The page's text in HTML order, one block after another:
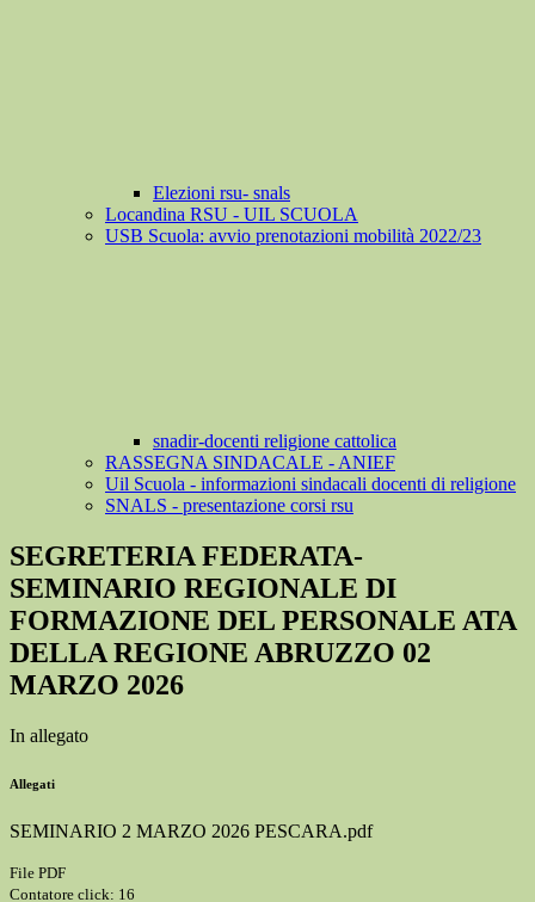
Elezioni rsu- snals
Locandina RSU - UIL SCUOLA
USB Scuola: avvio prenotazioni mobilità 2022/23
snadir-docenti religione cattolica
RASSEGNA SINDACALE - ANIEF
Uil Scuola - informazioni sindacali docenti di religione
SNALS - presentazione corsi rsu
SEGRETERIA FEDERATA-
SEMINARIO REGIONALE DI
FORMAZIONE DEL PERSONALE ATA
DELLA REGIONE ABRUZZO 02
MARZO 2026
In allegato
Allegati
SEMINARIO 2 MARZO 2026 PESCARA.pdf
File PDF
Contatore click: 16